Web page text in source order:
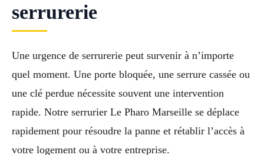
serrurerie
Une urgence de serrurerie peut survenir à n’importe
quel moment. Une porte bloquée, une serrure cassée ou
une clé perdue nécessite souvent une intervention
rapide. Notre serrurier Le Pharo Marseille se déplace
rapidement pour résoudre la panne et rétablir l’accès à
votre logement ou à votre entreprise.